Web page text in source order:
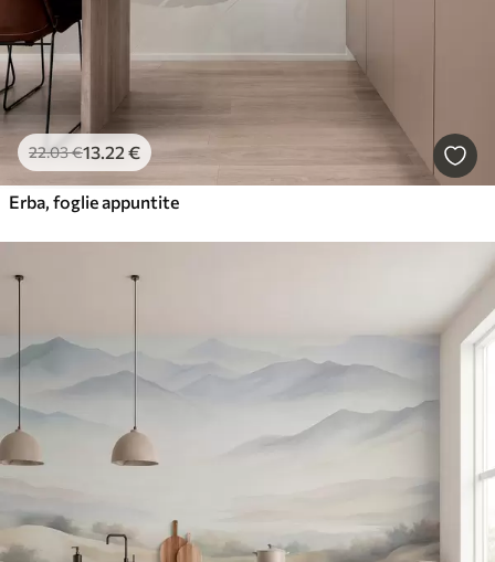
22.03€13.22 €
Erba, foglie appuntite